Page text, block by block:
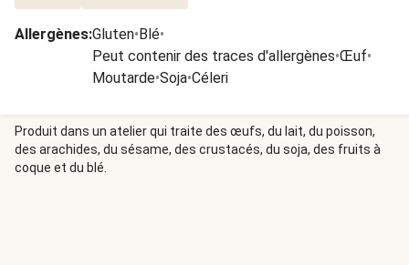
Allergènes:Gluten•Blé•
Peut contenir des traces d'allergènes•Œuf•
Moutarde•Soja•Céleri
Produit dans un atelier qui traite des œufs, du lait, du poisson,
des arachides, du sésame, des crustacés, du soja, des fruits à
coque et du blé.